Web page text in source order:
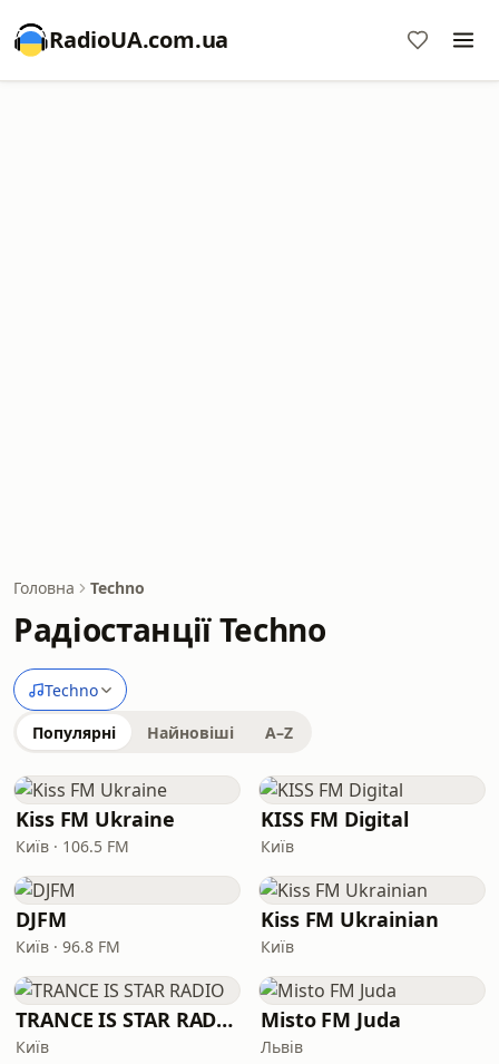
RadioUA.com.ua
Головна Techno
Радіостанції Techno
Techno
Популярні Найновіші A–Z
Kiss FM Ukraine
Київ · 106.5 FM
KISS FM Digital
Київ
DJFM
Київ · 96.8 FM
Kiss FM Ukrainian
Київ
TRANCE IS STAR RADIO
Київ
Misto FM Juda
Львів